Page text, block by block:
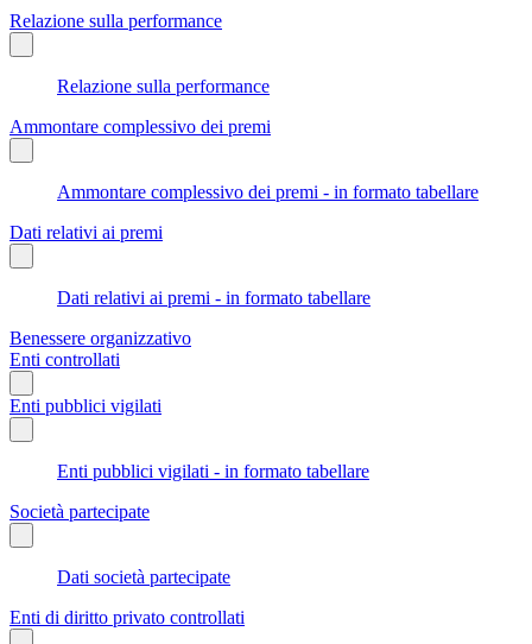
Relazione sulla performance
Relazione sulla performance
Ammontare complessivo dei premi
Ammontare complessivo dei premi - in formato tabellare
Dati relativi ai premi
Dati relativi ai premi - in formato tabellare
Benessere organizzativo
Enti controllati
Enti pubblici vigilati
Enti pubblici vigilati - in formato tabellare
Società partecipate
Dati società partecipate
Enti di diritto privato controllati